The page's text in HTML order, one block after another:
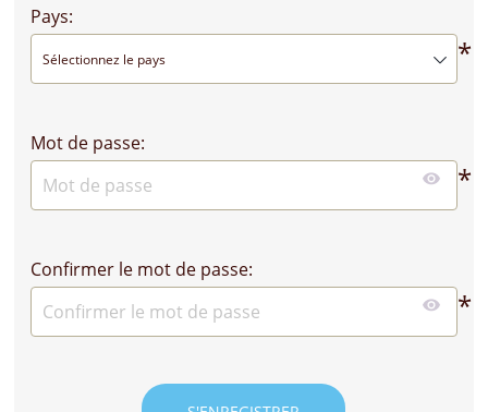
Pays:
Sélectionnez le pays *
Mot de passe:
*
Confirmer le mot de passe:
*